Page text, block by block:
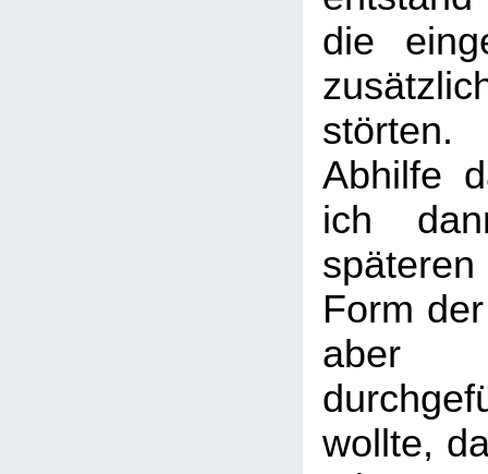
die
störten.
Abhilfe
ich
Form
aber
wollte,